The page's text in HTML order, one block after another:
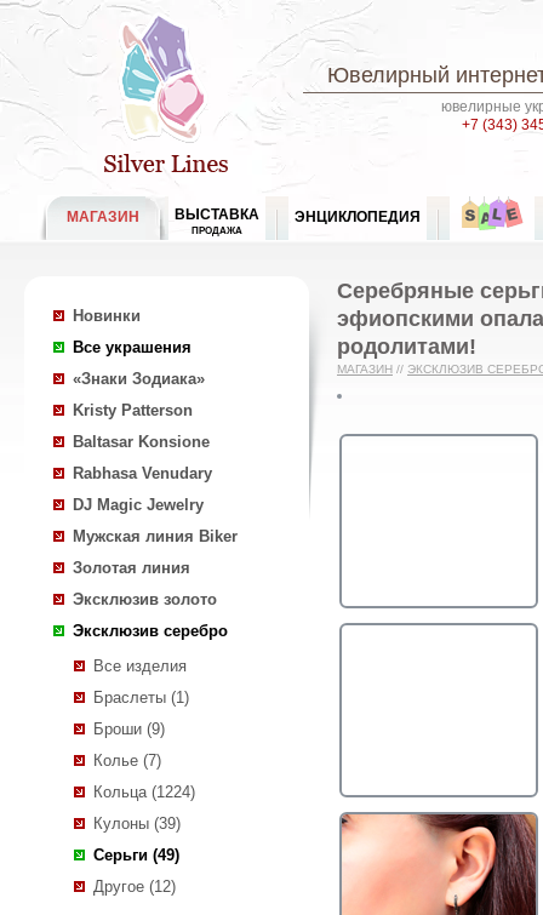
Ювелирный
ювелирные
+7 (343)
МАГАЗИН ВЫСТАВКА
ПРОДАЖА
ЭНЦИКЛОПЕДИЯ
Новинки
Все украшения
«Знаки Зодиака»
Kristy Patterson
Baltasar Konsione
Rabhasa Venudary
DJ Magic Jewelry
Мужская линия Biker
Золотая линия
Эксклюзив золото
Эксклюзив серебро
Все изделия
Браслеты (1)
Броши (9)
Колье (7)
Кольца (1224)
Кулоны (39)
Серьги (49)
Другое (12)
Серебряные
эфиопскими
родолитами!
МАГАЗИН // ЭКСКЛЮЗИВ